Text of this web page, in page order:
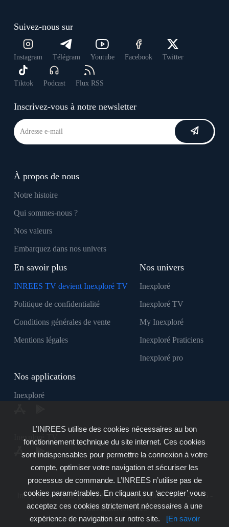
Suivez-nous sur
Instagram Télégram Youtube Facebook Twitter
Tiktok Podcast Flux RSS
Inscrivez-vous à notre newsletter
À propos de nous
Notre histoire
Qui sommes-nous ?
Nos valeurs
Embarquez dans nos univers
En savoir plus
INREES TV devient Inexploré TV
Politique de confidentialité
Conditions générales de vente
Mentions légales
Nos univers
Inexploré
Inexploré TV
My Inexploré
Inexploré Praticiens
Inexploré pro
Nos applications
Inexploré
Inexploré TV
Inexploré est édité par INREES - Copyright © 2007 - 2026 -
Tous droits réservés
L’INREES utilise des cookies nécessaires au bon
fonctionnement technique du site internet. Ces cookies
sont indispensables pour permettre la connexion à votre
compte, optimiser votre navigation et sécuriser les
processus de commande. L’INREES n’utilise pas de
cookies paramétrables. En cliquant sur ‘accepter’ vous
acceptez ces cookies strictement nécessaires à une
expérience de navigation sur notre site.
[En savoir